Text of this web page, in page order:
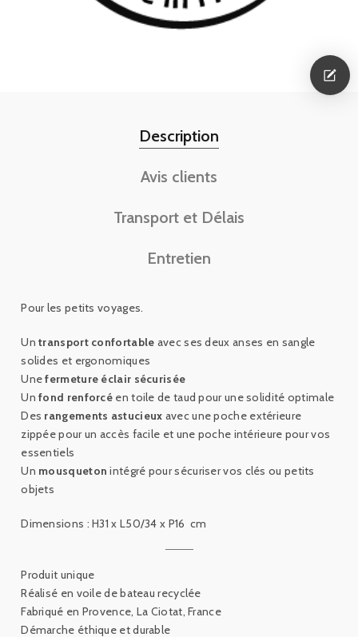
Description
Avis clients
Transport et Délais
Entretien
Pour les petits voyages.
Un transport confortable avec ses deux anses en sangle
solides et ergonomiques
Unefermeture éclair sécurisée
Un fond renforcé en toile de taud pour une solidité optimale
Des rangements astucieux avec une poche extérieure
zippée pour un accès facile et une poche intérieure pour vos
essentiels
Un mousqueton intégré pour sécuriser vos clés ou petits
objets
Dimensions :H31 x L50/34 x P16 cm
Produit unique
Réalisé en voile de bateau recyclée
Fabriqué en Provence, La Ciotat, France
Démarche éthique et durable